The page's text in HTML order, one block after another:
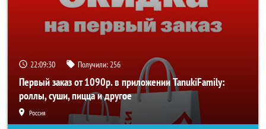
22:09:30 Получили:256
Первый заказ от 1090р. в приложении TanukiFamily:
роллы, суши, пицца и другое
Россия